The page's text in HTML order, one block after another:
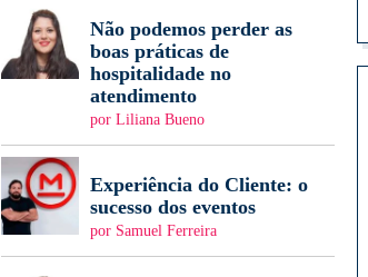
Não podemos perder as
boas práticas de
hospitalidade no
atendimento
por Liliana Bueno
Experiência do Cliente: o
sucesso dos eventos
por Samuel Ferreira